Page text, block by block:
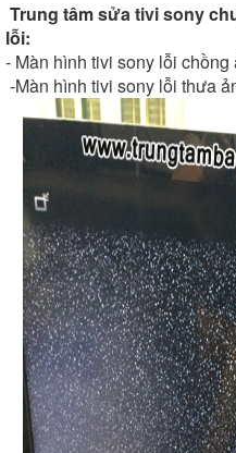
Trung tâmsửa tivi sony
lỗi:
- Màn hình tivi sony lỗi chồng
-Màn hình tivi sony lỗi thưa